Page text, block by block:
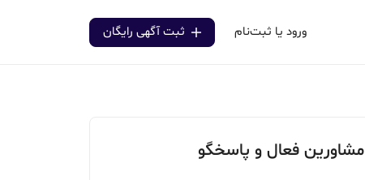
ورود یا ثبت‌نام ثبت آگهی رایگان
مشاورین فعال و پاسخگو